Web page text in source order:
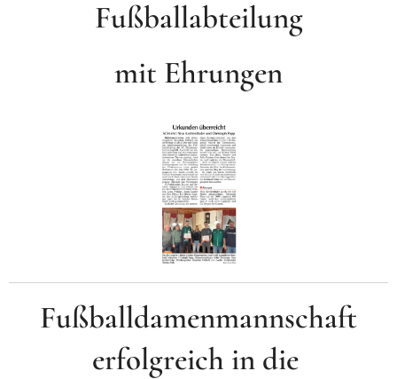
Fußballabteilung
mit Ehrungen
Fußballdamenmannschaft
erfolgreich in die